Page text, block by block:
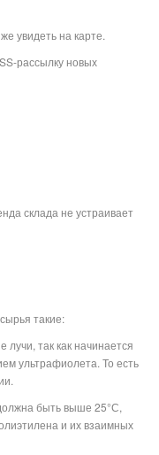
увидеть на карте.
рассылку новых
склада не устраивает
такие:
так как начинается
ультрафиолета. То есть
быть выше 25°С,
и их взаимных